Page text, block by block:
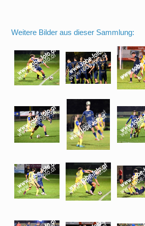
Weitere Bilder aus dieser Sammlung: